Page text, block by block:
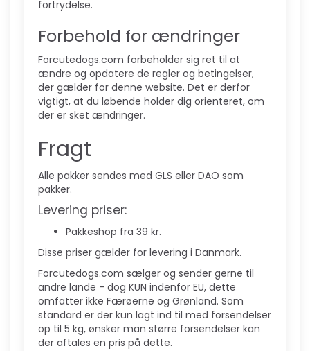
fortrydelse.
Forbehold for ændringer
Forcutedogs.com forbeholder sig ret til at
ændre og opdatere de regler og betingelser,
der gælder for denne website. Det er derfor
vigtigt, at du løbende holder dig orienteret, om
der er sket ændringer.
Fragt
Alle pakker sendes med GLS eller DAO som
pakker.
Levering priser:
Pakkeshop fra 39 kr.
Disse priser gælder for levering i Danmark.
Forcutedogs.com sælger og sender gerne til
andre lande - dog KUN indenfor EU, dette
omfatter ikke Færøerne og Grønland. Som
standard er der kun lagt ind til med forsendelser
op til 5 kg, ønsker man større forsendelser kan
der aftales en pris på dette.